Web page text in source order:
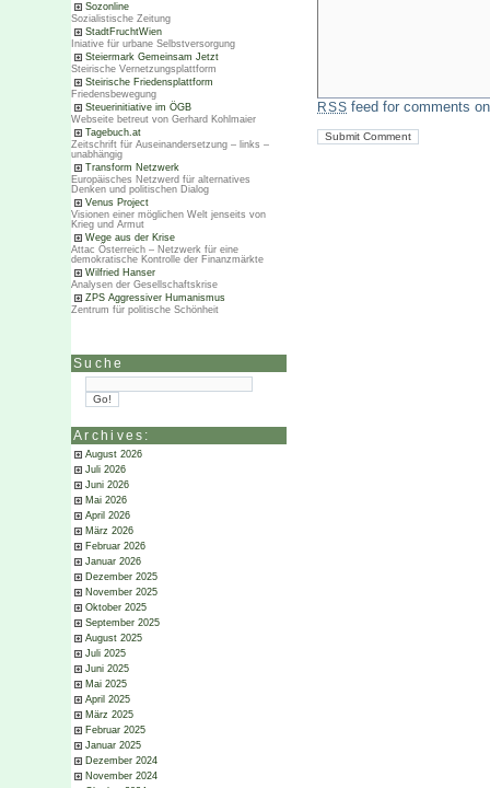
Sozonline
Sozialistische Zeitung
StadtFruchtWien
Iniative für urbane Selbstversorgung
Steiermark Gemeinsam Jetzt
Steirische Vernetzungsplattform
Steirische Friedensplattform
Friedensbewegung
Steuerinitiative im ÖGB
Webseite betreut von Gerhard Kohlmaier
Tagebuch.at
Zeitschrift für Auseinandersetzung – links –
unabhängig
Transform Netzwerk
Europäisches Netzwerd für alternatives
Denken und politischen Dialog
Venus Project
Visionen einer möglichen Welt jenseits von
Krieg und Armut
Wege aus der Krise
Attac Österreich – Netzwerk für eine
demokratische Kontrolle der Finanzmärkte
Wilfried Hanser
Analysen der Gesellschaftskrise
ZPS Aggressiver Humanismus
Zentrum für politische Schönheit
Suche
Archives:
August 2026
Juli 2026
Juni 2026
Mai 2026
April 2026
März 2026
Februar 2026
Januar 2026
Dezember 2025
November 2025
Oktober 2025
September 2025
August 2025
Juli 2025
Juni 2025
Mai 2025
April 2025
März 2025
Februar 2025
Januar 2025
Dezember 2024
November 2024
RSS feed for comments